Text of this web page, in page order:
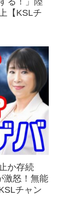
【KSLチ
か存続
激怒！無能
チャン